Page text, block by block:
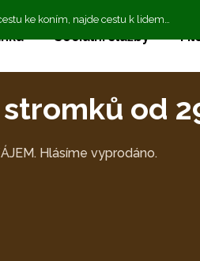
ke koním, najde cestu k lidem…
Sociální služby
od
Hlásíme vyprodáno.